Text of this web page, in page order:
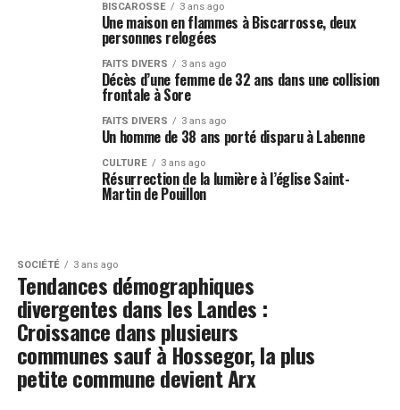
BISCAROSSE 3 ans ago
Une maison en flammes à Biscarrosse, deux
personnes relogées
FAITS DIVERS 3 ans ago
Décès d’une femme de 32 ans dans une collision
frontale à Sore
FAITS DIVERS 3 ans ago
Un homme de 38 ans porté disparu à Labenne
CULTURE 3 ans ago
Résurrection de la lumière à l’église Saint-
Martin de Pouillon
SOCIÉTÉ 3 ans ago
Tendances démographiques
divergentes dans les Landes :
Croissance dans plusieurs
communes sauf à Hossegor, la plus
petite commune devient Arx